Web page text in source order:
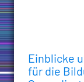
Einblicke
für die